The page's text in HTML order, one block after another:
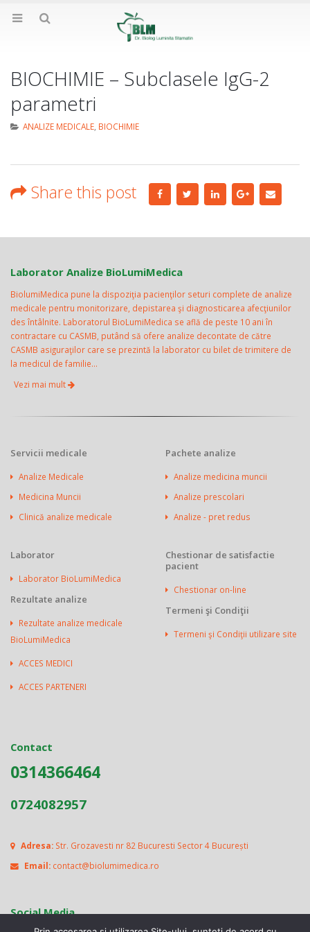
BIOCHIMIE – Subclasele IgG-2
parametri
ANALIZE MEDICALE, BIOCHIMIE
Share this post
Laborator Analize BioLumiMedica
BiolumiMedica pune la dispoziţia pacienţilor seturi complete de analize
medicale pentru monitorizare, depistarea şi diagnosticarea afecţiunilor
des întâlnite. Laboratorul BioLumiMedica se află de peste 10 ani în
contractare cu CASMB, putând să ofere analize decontate de către
CASMB asiguraţilor care se prezintă la laborator cu bilet de trimitere de
la medicul de familie...
Vezi mai mult
Servicii medicale
Analize Medicale
Medicina Muncii
Clinică analize medicale
Pachete analize
Analize medicina muncii
Analize prescolari
Analize - pret redus
Laborator
Laborator BioLumiMedica
Rezultate analize
Rezultate analize medicale
BioLumiMedica
ACCES MEDICI
ACCES PARTENERI
Chestionar de satisfactie
pacient
Chestionar on-line
Termeni şi Condiţii
Termeni şi Condiţii utilizare site
Contact
0314366464
0724082957
Adresa: Str. Grozavesti nr 82 Bucuresti Sector 4 București
Email: contact@biolumimedica.ro
Social Media